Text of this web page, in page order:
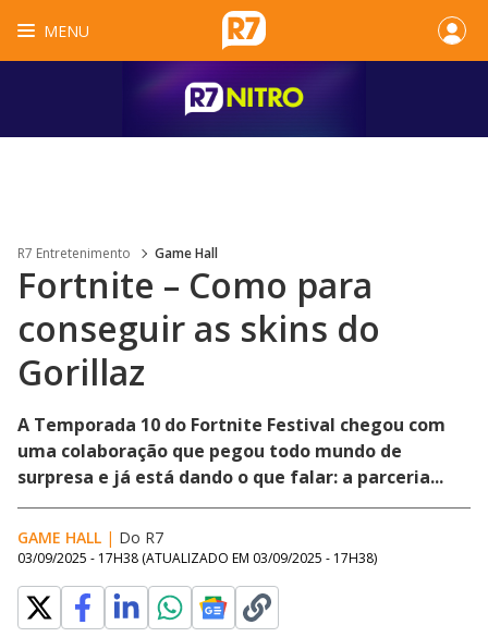
MENU
R7 Entretenimento Game Hall
Fortnite – Como para
conseguir as skins do
Gorillaz
A Temporada 10 do Fortnite Festival chegou com
uma colaboração que pegou todo mundo de
surpresa e já está dando o que falar: a parceria...
GAME HALL | Do R7
03/09/2025 - 17H38 (ATUALIZADO EM 03/09/2025 - 17H38)